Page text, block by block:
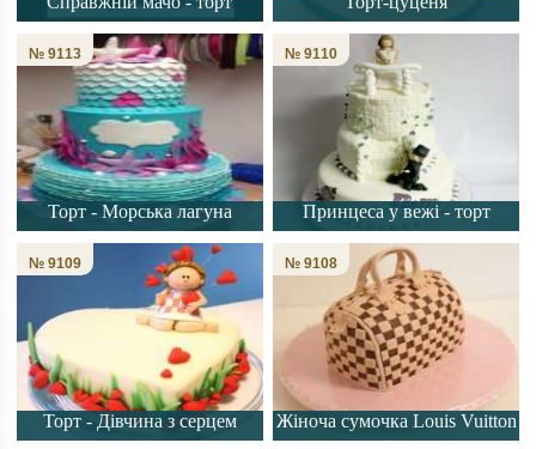
Торт - Морська лагуна
№ 9113
Принцеса у вежі - торт
№ 9110
Торт - Дівчина з серцем
№ 9109
Жіноча сумочка Louis Vuitton
№ 9108